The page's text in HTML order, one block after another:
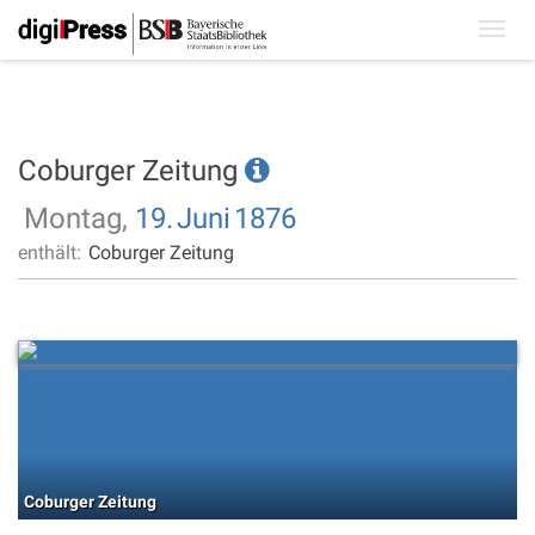
Coburger Zeitung
Montag, 19.Juni 1876
enthält: Coburger Zeitung
Coburger Zeitung